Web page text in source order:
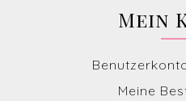
Mein
Meine